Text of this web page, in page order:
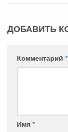
ДОБАВИТЬ
Комментарий *
Имя *